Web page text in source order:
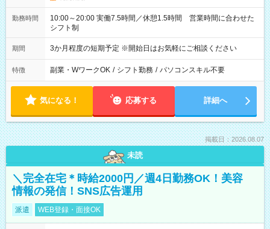
勤務時間
10:00～20:00 実働7.5時間／休憩1.5時間 営業時間に合わせた
シフト制
期間 3か月程度の短期予定 ※開始日はお気軽にご相談ください
特徴 副業・WワークOK / シフト勤務 / パソコンスキル不要
気になる！ 応募する 詳細へ
掲載日：2026.08.07
未読
＼完全在宅＊時給2000円／週4日勤務OK！美容
情報の発信！SNS広告運用
派遣 WEB登録・面接OK